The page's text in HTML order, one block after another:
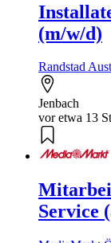
(m/w/d)
Randstad
Jenbach
vor etwa 13
Service